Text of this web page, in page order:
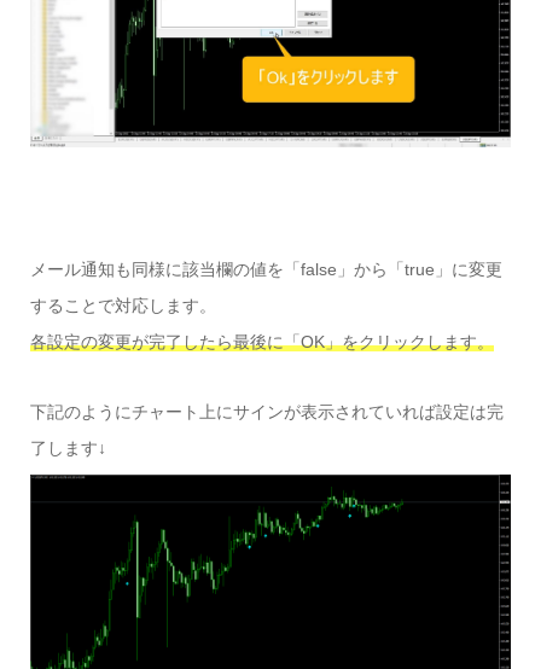
メール通知も同様に該当欄の値を「false」から「true」に変更
することで対応します。
各設定の変更が完了したら最後に「OK」をクリックします。
下記のようにチャート上にサインが表示されていれば設定は完
了します↓